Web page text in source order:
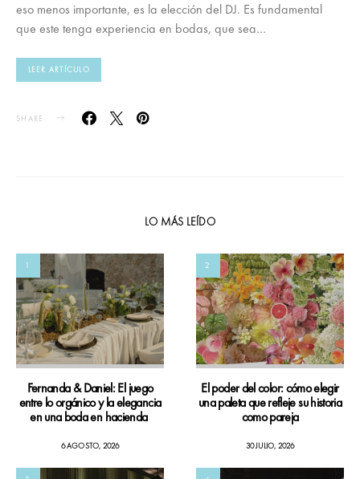
eso menos importante, es la elección del DJ. Es fundamental
que este tenga experiencia en bodas, que sea…
LEER ARTÍCULO
SHARE
LO MÁS LEÍDO
1
Fernanda & Daniel: El juego
entre lo orgánico y la elegancia
en una boda en hacienda
6 AGOSTO, 2026
2
El poder del color: cómo elegir
una paleta que refleje su historia
como pareja
30 JULIO, 2026